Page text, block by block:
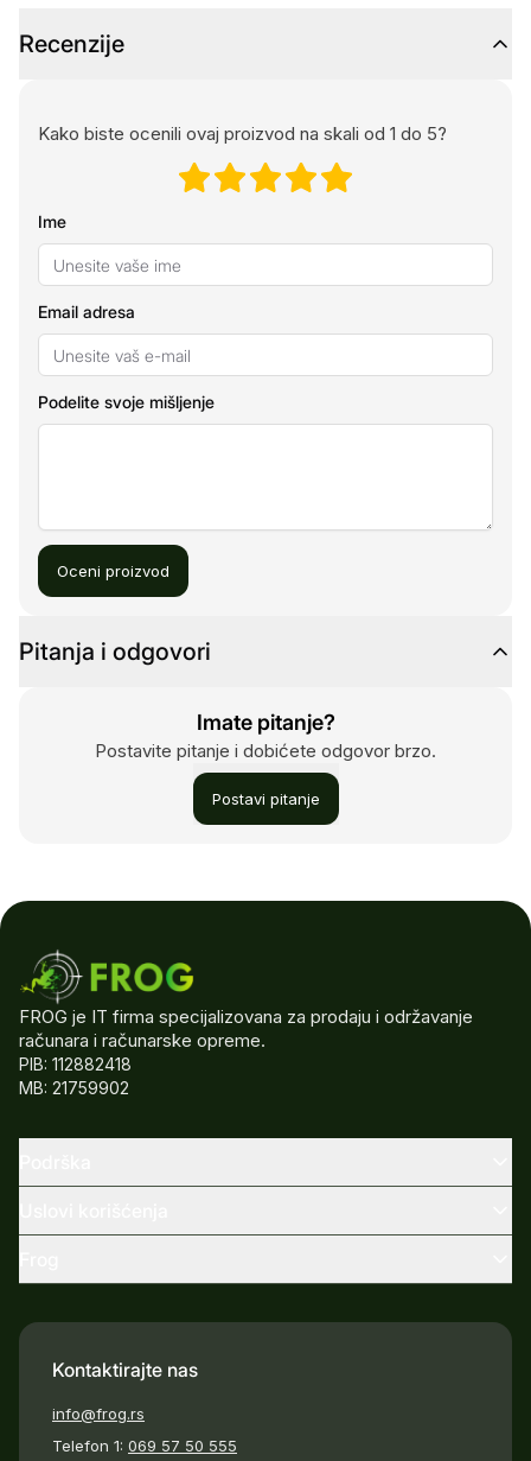
Recenzije
Kako biste ocenili ovaj proizvod na skali od 1 do 5?
Ime
Email adresa
Podelite svoje mišljenje
Oceni proizvod
Pitanja i odgovori
Imate pitanje?
Postavite pitanje i dobićete odgovor brzo.
Postavi pitanje
FROG je IT firma specijalizovana za prodaju i održavanje
računara i računarske opreme.
PIB: 112882418
MB: 21759902
Kontaktirajte nas
info@frog.rs
Telefon 1: 069 57 50 555